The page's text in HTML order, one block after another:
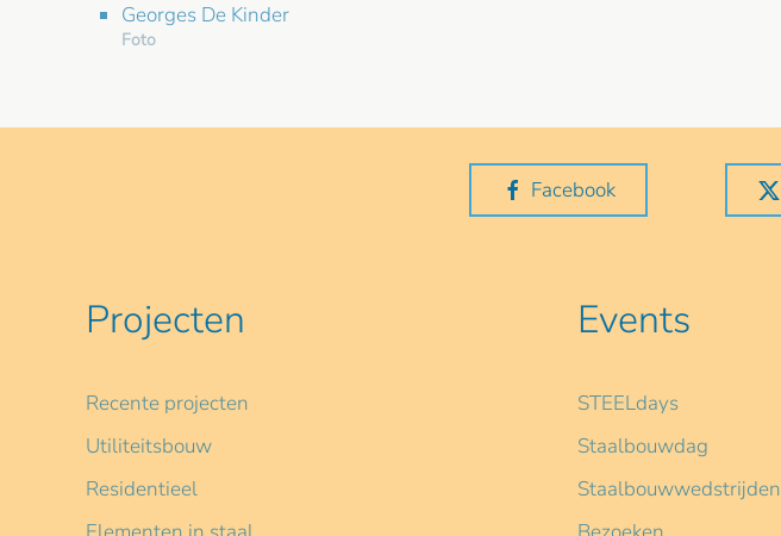
Georges De Kinder
Foto
Facebook
Projecten
Recente projecten
Utiliteitsbouw
Residentieel
Events
STEELdays
Staalbouwdag
Staalbouwwedstrijden